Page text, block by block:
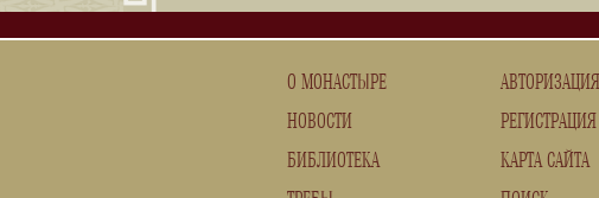
О МОНАСТЫРЕ
НОВОСТИ
БИБЛИОТЕКА
АВТОРИЗАЦИЯ
РЕГИСТРАЦИЯ
КАРТА САЙТА